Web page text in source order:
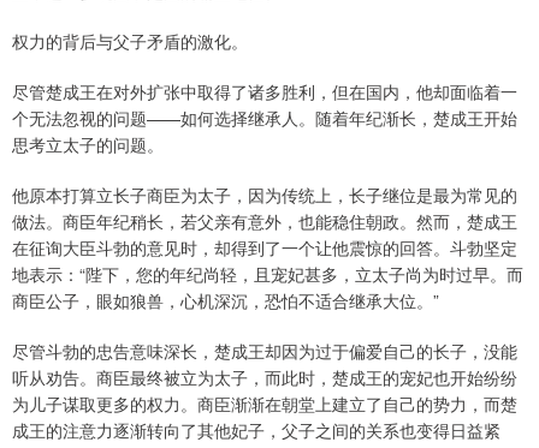
权力的背后与父子矛盾的激化。
尽管楚成王在对外扩张中取得了诸多胜利，但在国内，他却面临着一
个无法忽视的问题——如何选择继承人。随着年纪渐长，楚成王开始
思考立太子的问题。
他原本打算立长子商臣为太子，因为传统上，长子继位是最为常见的
做法。商臣年纪稍长，若父亲有意外，也能稳住朝政。然而，楚成王
在征询大臣斗勃的意见时，却得到了一个让他震惊的回答。斗勃坚定
地表示：“陛下，您的年纪尚轻，且宠妃甚多，立太子尚为时过早。而
商臣公子，眼如狼兽，心机深沉，恐怕不适合继承大位。”
尽管斗勃的忠告意味深长，楚成王却因为过于偏爱自己的长子，没能
听从劝告。商臣最终被立为太子，而此时，楚成王的宠妃也开始纷纷
为儿子谋取更多的权力。商臣渐渐在朝堂上建立了自己的势力，而楚
成王的注意力逐渐转向了其他妃子，父子之间的关系也变得日益紧